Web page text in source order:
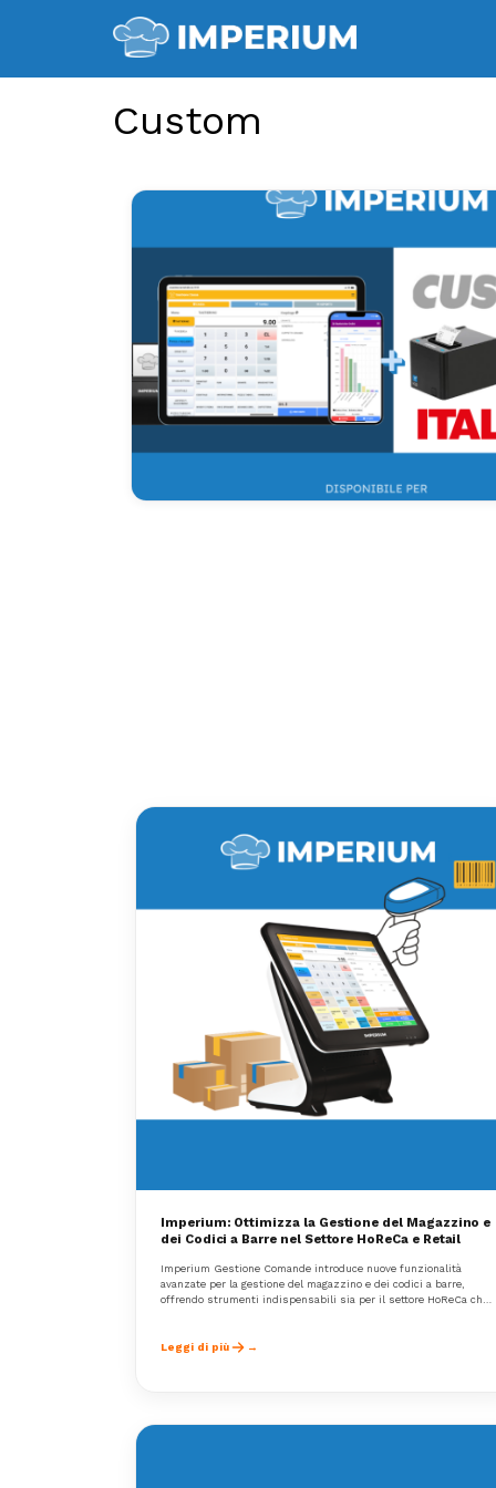
Custom
Imperium: Ottimizza la Gestione del Magazzino e
dei Codici a Barre nel Settore HoReCa e Retail
Imperium Gestione Comande introduce nuove funzionalità
avanzate per la gestione del magazzino e dei codici a barre,
offrendo strumenti indispensabili sia per il settore HoReCa che
scorte e semplificare le operazioni quotidiane.
Leggi di più